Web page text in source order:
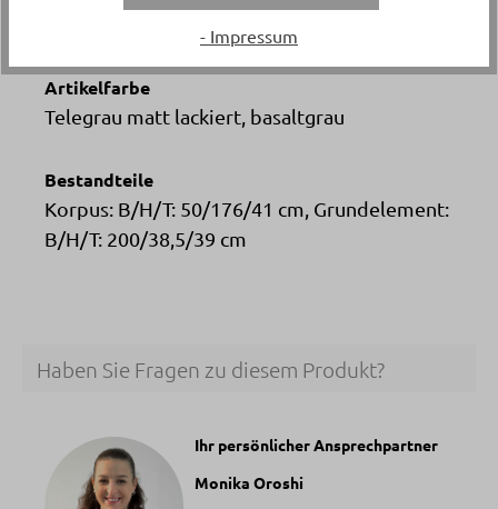
Artikelfarbe
Telegrau matt lackiert, basaltgrau
Bestandteile
Korpus: B/H/T: 50/176/41 cm, Grundelement:
B/H/T: 200/38,5/39 cm
Haben Sie Fragen zu diesem Produkt?
Ihr persönlicher Ansprechpartner
Monika Oroshi
- Impressum